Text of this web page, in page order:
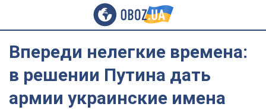
Впереди нелегкие времена:
в решении Путина дать
армии украинские имена